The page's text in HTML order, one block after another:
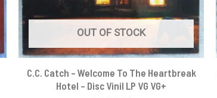
OUT OF STOCK
C.C. Catch – Welcome To The Heartbreak
Hotel – Disc Vinil LP VG VG+